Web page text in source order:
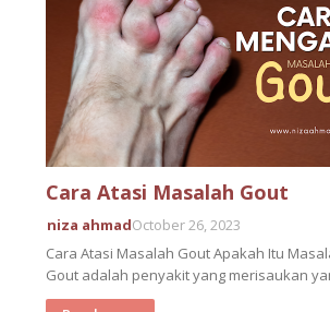
Cara Atasi Masalah Gout
niza ahmadOctober 26, 2023
Cara Atasi Masalah Gout Apakah Itu
Gout adalah penyakit yang merisaukan